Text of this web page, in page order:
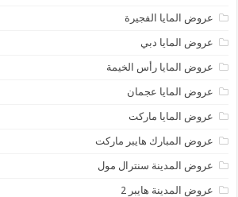
عروض المايا الفجيرة
عروض المايا دبي
عروض المايا رأس الخيمة
عروض المايا عجمان
عروض المايا ماركت
عروض المبارك هايبر ماركت
عروض المدينة سنترال مول
عروض المدينة هايبر 2